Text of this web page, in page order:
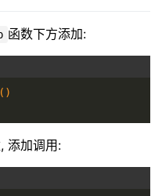
函数下方添加:
()
添加调用: